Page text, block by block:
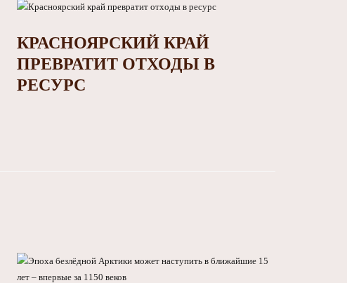
КРАСНОЯРСКИЙ КРАЙ
ПРЕВРАТИТ ОТХОДЫ В
РЕСУРС